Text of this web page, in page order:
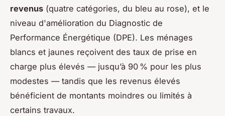
revenus (quatre catégories, du bleu au rose), et le
niveau d'amélioration du Diagnostic de
Performance Énergétique (DPE). Les ménages
blancs et jaunes reçoivent des taux de prise en
charge plus élevés — jusqu’à 90 % pour les plus
modestes — tandis que les revenus élevés
bénéficient de montants moindres ou limités à
certains travaux.